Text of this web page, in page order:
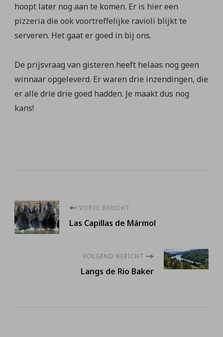
hoopt later nog aan te komen. Er is hier een
pizzeria die ook voortreffelijke ravioli blijkt te
serveren. Het gaat er goed in bij ons.
De prijsvraag van gisteren heeft helaas nog geen
winnaar opgeleverd. Er waren drie inzendingen, die
er alle drie drie goed hadden. Je maakt dus nog
kans!
Berichtnavigatie
VORIG BERICHT
Las Capillas de Mármol
VOLGEND BERICHT
Langs de Rio Baker